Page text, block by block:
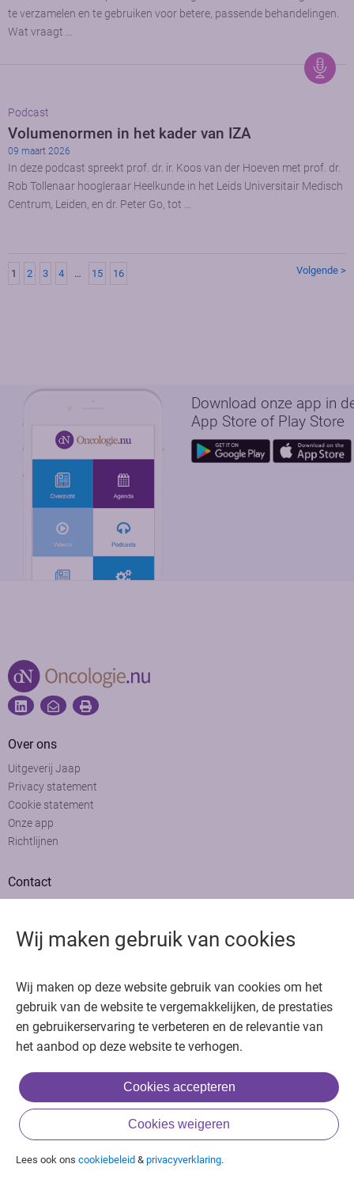
Wij maken gebruik van cookies
Wij maken op deze website gebruik van cookies om het
gebruik van de website te vergemakkelijken, de prestaties
en gebruikerservaring te verbeteren en de relevantie van
het aanbod op deze website te verhogen.
Cookies accepteren
Cookies weigeren
Lees ook ons cookiebeleid & privacyverklaring.
Bedankt voor het bezoeken van Oncologie.nu
Krijg gratis toegang in 30 seconden of log in om verder te gaan
of
Inloggen met BIG & achternaam
Inloggen met een account
te verzamelen en te gebruiken voor betere, passende behandelingen.
Wat vraagt …
Podcast
Volumenormen in het kader van IZA
09 maart 2026
In deze podcast spreekt prof. dr. ir. Koos van der Hoeven met prof. dr.
Rob Tollenaar hoogleraar Heelkunde in het Leids Universitair Medisch
Centrum, Leiden, en dr. Peter Go, tot …
1 2 3 4 … 15 16 Volgende >
Download onze app in
App Store of Play Store
Over ons
Uitgeverij Jaap
Privacy statement
Cookie statement
Onze app
Richtlijnen
Contact
Adverteren
Copyright © 2026. Uitgeverij Jaap. Alle rechten voorbehouden.